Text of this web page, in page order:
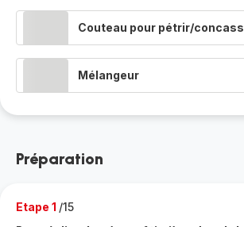
Couteau pour pétrir/
Mélangeur
Préparation
Etape 1 /15